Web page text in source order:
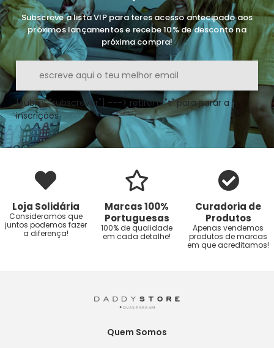
Subscreve a lista VIP para teres acesso antecipado aos
próximos lançamentos e recebe 10% de desconto na
próxima compra!
[submi "subscrever"] ---> retirei o "t" para parar a
inscrições
Loja Solidária
Consideramos que
juntos podemos fazer
a diferença!
Marcas 100%
Portuguesas
100% de qualidade
em cada detalhe!
Curadoria de
Produtos
Apenas vendemos
produtos de marcas
em que acreditamos!
Quem Somos